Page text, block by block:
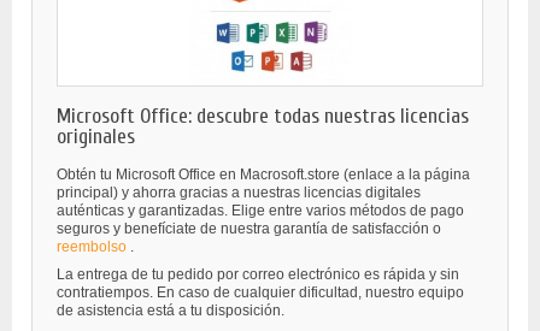
Microsoft Office: descubre todas nuestras licencias
originales
Obtén tu Microsoft Office en Macrosoft.store (enlace a la página
principal) y ahorra gracias a nuestras licencias digitales
auténticas y garantizadas. Elige entre varios métodos de pago
seguros y benefíciate de nuestra garantía de satisfacción o
reembolso .
La entrega de tu pedido por correo electrónico es rápida y sin
contratiempos. En caso de cualquier dificultad, nuestro equipo
de asistencia está a tu disposición.